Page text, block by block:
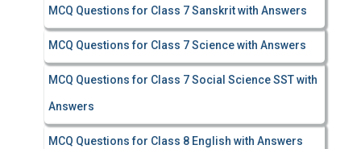
MCQ Questions for Class 7 Sanskrit with Answers
MCQ Questions for Class 7 Science with Answers
MCQ Questions for Class 7 Social Science SST with
Answers
MCQ Questions for Class 8 English with Answers